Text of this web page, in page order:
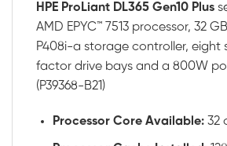
HPE ProLiant DL365 Gen10 Plus
AMD EPYC™ 7513 processor, 32
P408i-a storage controller, eight
factor drive bays and a 800W
(P39368-B21)
Processor Core Available: 32